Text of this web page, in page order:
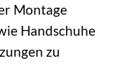
Montage
Handschuhe
zu